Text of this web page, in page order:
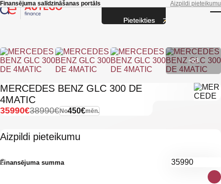
Skip to main content
Finansējuma salīdzināšanas portāls Aizpildi pieteikumu
+23
MERCEDES BENZ GLC 300 DE
4MATIC
No450€mēn.
38990€
35990€
Aizpildi pieteikumu
Finansējuma summa
€